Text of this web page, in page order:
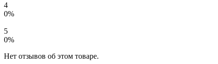
4
0%
5
0%
Нет отзывов об этом товаре.